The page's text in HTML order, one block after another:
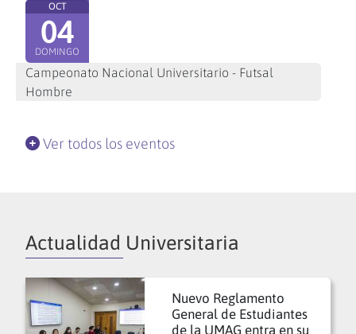
OCT
04
DOMINGO
Campeonato Nacional Universitario - Futsal
Hombre
Ver todos los eventos
Actualidad Universitaria
Nuevo Reglamento
General de Estudiantes
de la UMAG entra en su